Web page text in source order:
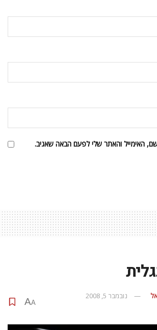
האימייל והאתר שלי לפעם הבאה שאגיב.
נובמבר 5, 2008
A
A